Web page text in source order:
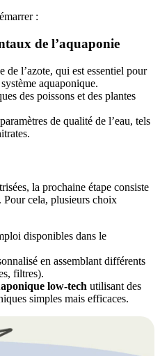
:
de l’aquaponie
de l’azote, qui est essentiel pour
aquaponique.
des poissons et des plantes
de qualité de l’eau, tels
la prochaine étape consiste
Pour cela, plusieurs choix
disponibles dans le
en assemblant différents
filtres).
low-tech utilisant des
simples mais efficaces.